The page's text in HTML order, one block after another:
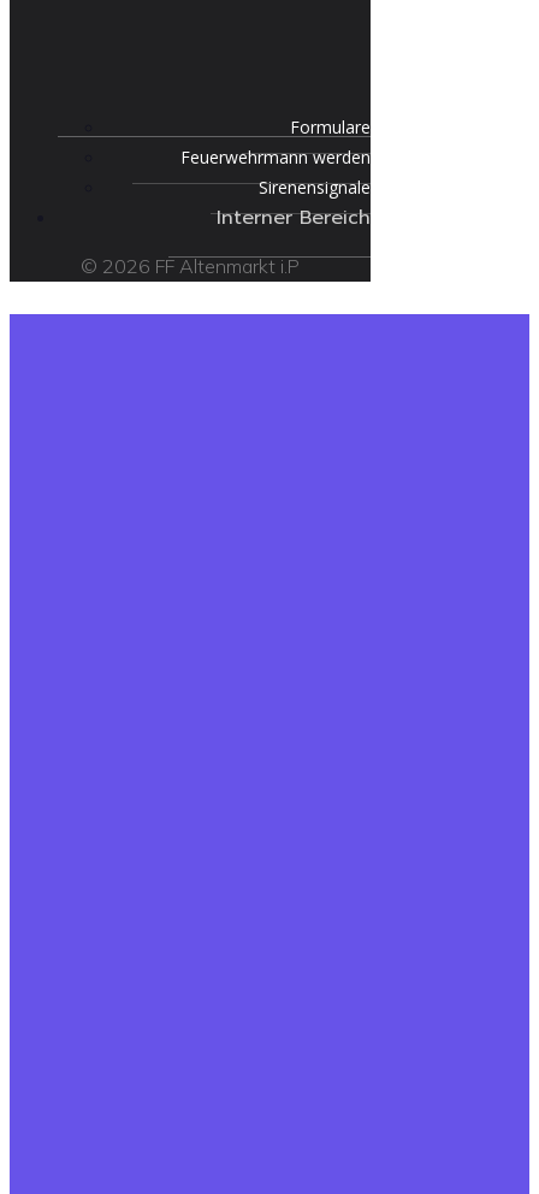
Formulare
Feuerwehrmann werden
Sirenensignale
Interner Bereich
© 2026 FF Altenmarkt i.P